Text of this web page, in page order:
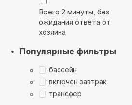
Всего 2 минуты, без
ожидания ответа от
хозяина
Популярные фильтры
бассейн
включён завтрак
трансфер